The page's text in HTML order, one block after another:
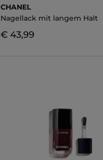
CHANEL
Nagellack mit langem Halt
€ 43,99